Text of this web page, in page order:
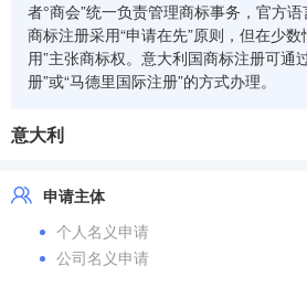
者°商会”统一负责管理商标事务，官方
商标注册采用“申请在先”原则，但在少
用”主张商标权。意大利国商标注册可通
册”或“马德里国际注册”的方式办理。
意大利
申请主体
个人名义申请
公司名义申请